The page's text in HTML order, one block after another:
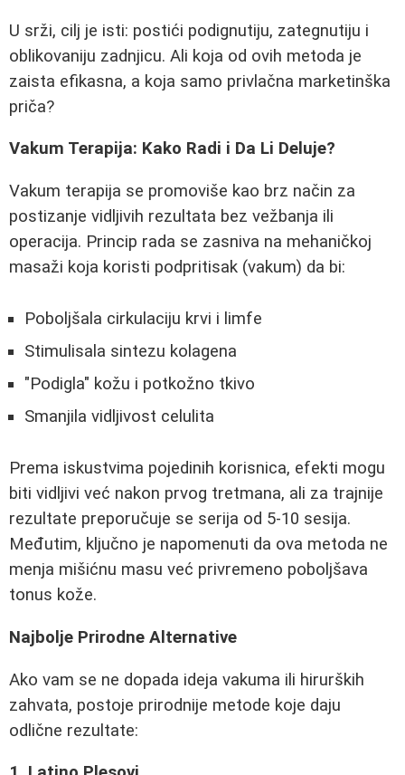
U srži, cilj je isti: postići podignutiju, zategnutiju i
oblikovaniju zadnjicu. Ali koja od ovih metoda je
zaista efikasna, a koja samo privlačna marketinška
priča?
Vakum Terapija: Kako Radi i Da Li Deluje?
Vakum terapija se promoviše kao brz način za
postizanje vidljivih rezultata bez vežbanja ili
operacija. Princip rada se zasniva na mehaničkoj
masaži koja koristi podpritisak (vakum) da bi:
Poboljšala cirkulaciju krvi i limfe
Stimulisala sintezu kolagena
"Podigla" kožu i potkožno tkivo
Smanjila vidljivost celulita
Prema iskustvima pojedinih korisnica, efekti mogu
biti vidljivi već nakon prvog tretmana, ali za trajnije
rezultate preporučuje se serija od 5-10 sesija.
Međutim, ključno je napomenuti da ova metoda ne
menja mišićnu masu već privremeno poboljšava
tonus kože.
Najbolje Prirodne Alternative
Ako vam se ne dopada ideja vakuma ili hirurških
zahvata, postoje prirodnije metode koje daju
odlične rezultate: